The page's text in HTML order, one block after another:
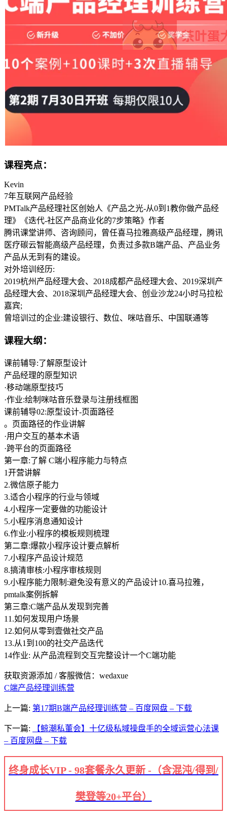
课程亮点：
Kevin
7年互联网产品经验
PMTalk产品经理社区创始人《产品之光-从0到1教你做产品经
理》《迭代-社区产品商业化的7步策略》作者
腾讯课堂讲师、咨询顾问，曾任喜马拉雅高级产品经理，腾讯
医疗碳云智能高级产品经理，负责过多款B端产品、产品业务
产品从无到有的建设。
对外培训经历:
2019杭州产品经理大会、2018成都产品经理大会、2019深圳产
品经理大会、2018深圳产品经理大会、创业沙龙24小时马拉松
嘉宾;
曾培训过的企业:建设银行、数位、咪咕音乐、中国联通等
课程大纲：
课前辅导:了解原型设计
产品经理的原型知识
·移动端原型技巧
·作业:绘制咪咕音乐登录与注册线框图
课前辅导02:原型设计-页面路径
。页面路径的作业讲解
·用户交互的基本术语
·跨平台的页面路径
第一章:了解 C端小程序能力与特点
1开营讲解
2.微信原子能力
3.适合小程序的行业与领域
4.小程序一定要做的功能设计
5.小程序消息通知设计
6.作业:小程序的模板规则梳理
第二章:爆款小程序设计要点解析
7.小程序产品设计规范
8.搞清审核:小程序审核规则
9.小程序能力限制:避免没有意义的产品设计10.喜马拉雅，
pmtalk案例拆解
第三章:C端产品从发现到完善
11.如何发现用户场景
12.如何从零到壹做社交产品
13.从1到100的社交产品迭代
14作业: 从产品流程到交互完整设计一个C端功能
获取资源添加 / 客服微信：wedaxue
C端产品经理训练营
上一篇: 第17期B端产品经理训练营 – 百度网盘 – 下载
下一篇:
【鲸潮私董会】十亿级私域操盘手的全域运营心法课
– 百度网盘 – 下载
终身成长VIP - 98套餐永久更新 -（含混沌/得到/
樊登等20+平台）